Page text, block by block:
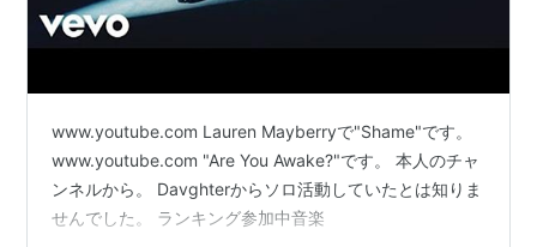
www.youtube.com Lauren Mayberryで"Shame"です。
www.youtube.com "Are You Awake?"です。 本人のチャ
ンネルから。 Davghterからソロ活動していたとは知りま
せんでした。 ランキング参加中音楽